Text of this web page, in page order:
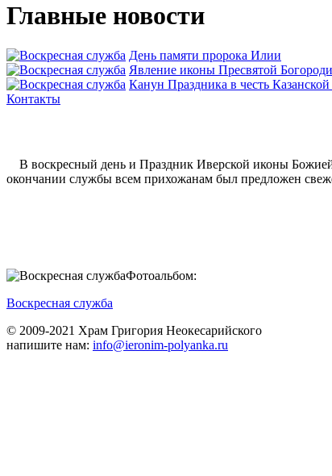
Главные новости
День памяти пророка Илии
Явлeние иконы Пресвятой
Канун Праздника в честь
Контакты
В воскресный день и Праздник Иверской иконы
окончании службы всем прихожанам был предложен
Фотоальбом:
Воскресная служба
© 2009-2021 Храм Григория Неокесарийского
напишите нам: info@ieronim-polyanka.ru